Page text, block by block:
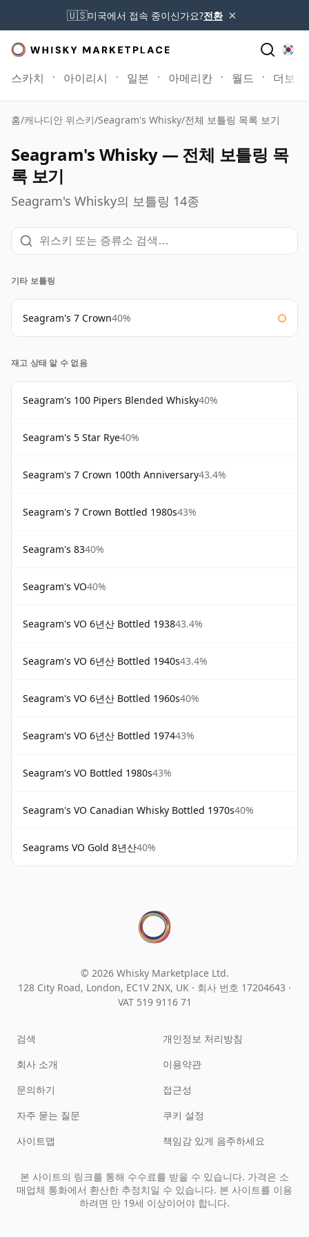
🇺🇸미국에서 접속 중이신가요?전환 ×
스카치 아이리시 일본 아메리칸 월드 더보기
홈/캐나디안 위스키/Seagram's Whisky/전체 보틀링 목록 보기
Seagram's Whisky — 전체 보틀링 목
록 보기
Seagram's Whisky의 보틀링 14종
기타 보틀링
Seagram's 7 Crown40%
재고 상태 알 수 없음
Seagram's 100 Pipers Blended Whisky40%
Seagram's 5 Star Rye40%
Seagram's 7 Crown 100th Anniversary43.4%
Seagram's 7 Crown Bottled 1980s43%
Seagram's 8340%
Seagram's VO40%
Seagram's VO 6년산 Bottled 193843.4%
Seagram's VO 6년산 Bottled 1940s43.4%
Seagram's VO 6년산 Bottled 1960s40%
Seagram's VO 6년산 Bottled 197443%
Seagram's VO Bottled 1980s43%
Seagram's VO Canadian Whisky Bottled 1970s40%
Seagrams VO Gold 8년산40%
© 2026 Whisky Marketplace Ltd.
128 City Road, London, EC1V 2NX, UK · 회사 번호 17204643 ·
VAT 519 9116 71
검색
회사 소개
문의하기
자주 묻는 질문
사이트맵
개인정보 처리방침
이용약관
접근성
쿠키 설정
책임감 있게 음주하세요
본 사이트의 링크를 통해 수수료를 받을 수 있습니다. 가격은 소
매업체 통화에서 환산한 추정치일 수 있습니다. 본 사이트를 이용
하려면 만 19세 이상이어야 합니다.